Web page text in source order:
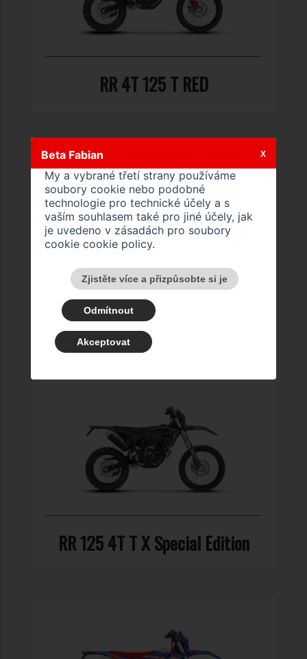
RR 4T 125 T RED
RR 4T 125 T BLACK
RR 125 4T T X Special Edition
Beta Fabian
My a vybrané třetí strany používáme
soubory cookie nebo podobné
technologie pro technické účely a s
vaším souhlasem také pro jiné účely, jak
je uvedeno v zásadách pro soubory
cookie cookie policy.
Zjistěte více a přizpůsobte si je
Odmítnout
Akceptovat
X